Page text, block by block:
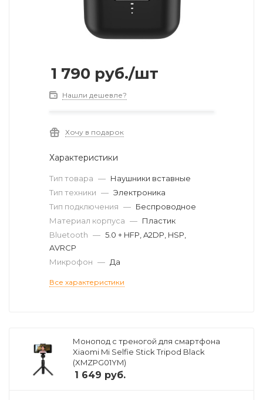
1 790 руб./шт
Нашли дешевле?
Хочу в подарок
Характеристики
Тип товара — Наушники вставные
Тип техники — Электроника
Тип подключения — Беспроводное
Материал корпуса — Пластик
Bluetooth — 5.0 + HFP, A2DP, HSP,
AVRCP
Микрофон — Да
Все характеристики
Монопод с треногой для смартфона
Xiaomi Mi Selfie Stick Tripod Black
(XMZPG01YM)
1 649 руб.